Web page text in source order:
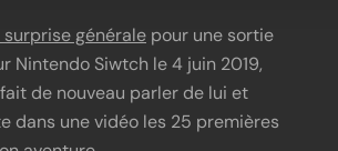
générale pour une sortie
Nintendo Siwtch le 4 juin 2019,
de nouveau parler de lui et
dans une vidéo les 25 premières